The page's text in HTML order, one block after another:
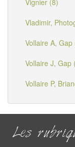
Vignier (8)
Vladimir,
Vollaire A, Gap
Vollaire J, Gap
Vollaire P,
Les